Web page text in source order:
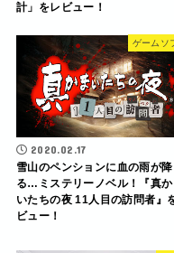
計」をレビュー！
ゲームソ
2020.02.17
雪山のペンションに血の雨が降
る…ミステリーノベル！『真か
いたちの夜 11人目の訪問者』
ビュー！